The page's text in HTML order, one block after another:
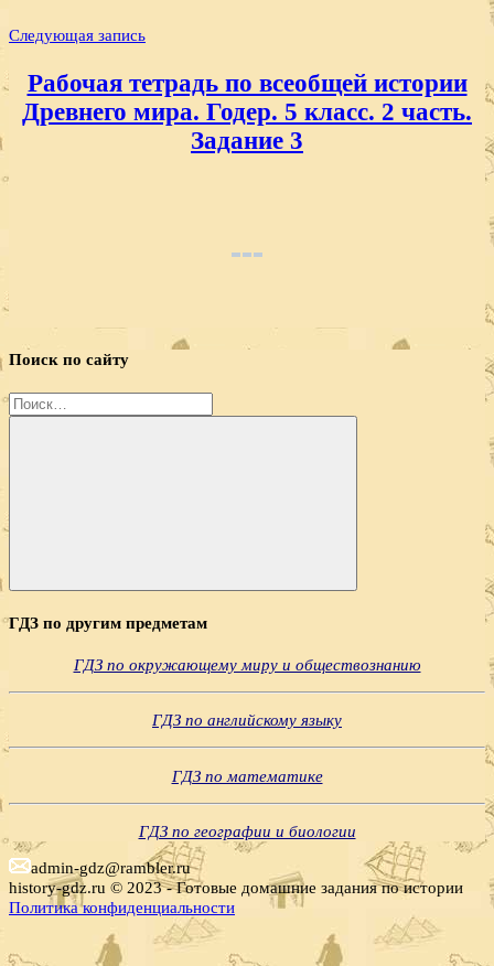
Следующая запись
Рабочая тетрадь по всеобщей истории
Древнего мира. Годер. 5 класс. 2 часть.
Задание 3
Поиск по сайту
Найти:
Поиск
ГДЗ по другим предметам
ГДЗ по окружающему миру и обществознанию
ГДЗ по английскому языку
ГДЗ по математике
ГДЗ по географии и биологии
admin-gdz@rambler.ru
history-gdz.ru © 2023 - Готовые домашние задания по истории
Политика конфиденциальности